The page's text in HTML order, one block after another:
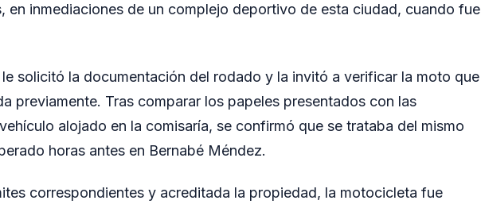
en inmediaciones de un complejo deportivo de esta ciudad, cuando fue
solicitó la documentación del rodado y la invitó a verificar la moto que
previamente. Tras comparar los papeles presentados con las
alojado en la comisaría, se confirmó que se trataba del mismo
horas antes en Bernabé Méndez.
correspondientes y acreditada la propiedad, la motocicleta fue